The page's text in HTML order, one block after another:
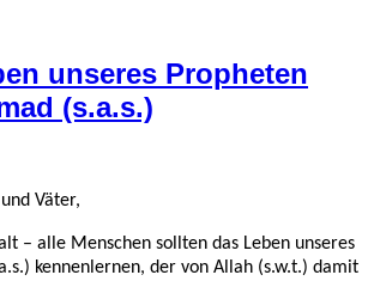
unseres Propheten
(s.a.s.)
Väter,
– alle Menschen sollten das Leben unseres
kennenlernen, der von Allah (s.w.t.) damit